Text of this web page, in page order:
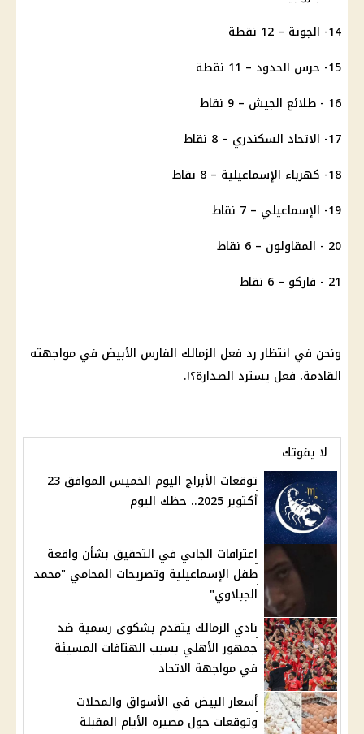
14- الجونة – 12 نقطة
15- حرس الحدود – 11 نقطة
16 - طلائع الجيش – 9 نقاط
17- الاتحاد السكندري – 8 نقاط
18- كهرباء الإسماعيلية – 8 نقاط
19- الإسماعيلي – 7 نقاط
20 - المقاولون – 6 نقاط
21 - فاركو – 6 نقاط
ونحن في انتظار رد فعل الزمالك الفارس الأبيض في مواجهته
القادمة، فعل يسترد الصدارة؟!.
لا يفوتك
توقعات الأبراج اليوم الخميس الموافق 23
أكتوبر 2025.. حظك اليوم
اعترافات الجاني في التحقيق بشأن واقعة
طفل الإسماعيلية وتصريحات المحامي "محمد
الجبلاوي"
نادي الزمالك يتقدم بشكوى رسمية ضد
جمهور الأهلي بسبب الهتافات المسيئة
في مواجهة الاتحاد
أسعار البيض في الأسواق والمحلات
وتوقعات حول مصيره الأيام المقبلة